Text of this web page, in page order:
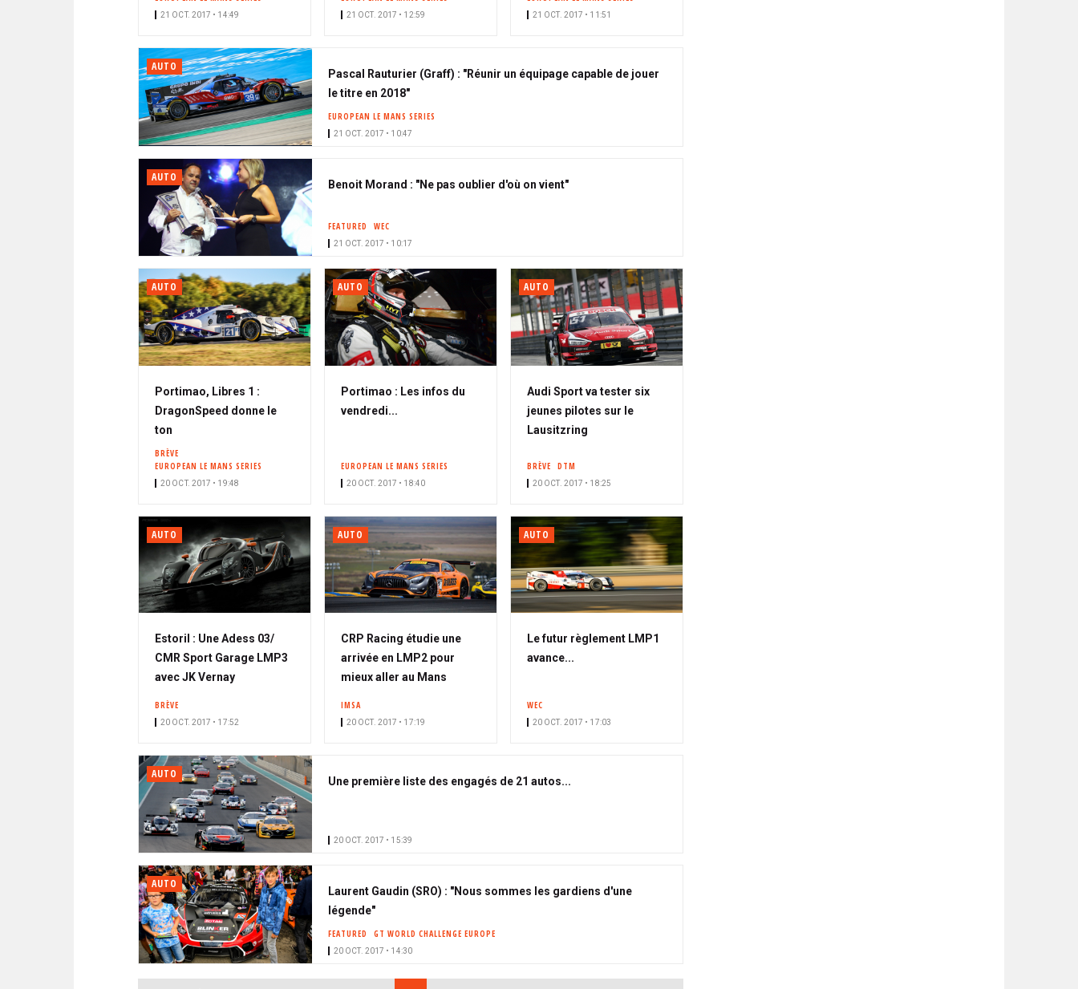
21 OCT. 2017 • 14:49 21 OCT. 2017 • 12:59 21 OCT. 2017 • 11:51
AUTO
Pascal Rauturier (Graff) : "Réunir un équipage capable de jouer
le titre en 2018"
EUROPEAN LE MANS SERIES
21 OCT. 2017 • 10:47
AUTO
Benoit Morand : "Ne pas oublier d'où on vient"
FEATURED WEC
21 OCT. 2017 • 10:17
AUTO
Portimao, Libres 1 :
DragonSpeed donne le
ton
BRÈVE
EUROPEAN LE MANS SERIES
20 OCT. 2017 • 19:48
AUTO
Portimao : Les infos du
vendredi...
EUROPEAN LE MANS SERIES
20 OCT. 2017 • 18:40
AUTO
Audi Sport va tester six
jeunes pilotes sur le
Lausitzring
BRÈVE DTM
20 OCT. 2017 • 18:25
AUTO
Estoril : Une Adess 03/
CMR Sport Garage LMP3
avec JK Vernay
BRÈVE
20 OCT. 2017 • 17:52
AUTO
CRP Racing étudie une
arrivée en LMP2 pour
mieux aller au Mans
IMSA
20 OCT. 2017 • 17:19
AUTO
Le futur règlement LMP1
avance...
WEC
20 OCT. 2017 • 17:03
AUTO
Une première liste des engagés de 21 autos...
20 OCT. 2017 • 15:39
AUTO
Laurent Gaudin (SRO) : "Nous sommes les gardiens d'une
légende"
FEATURED GT WORLD CHALLENGE EUROPE
20 OCT. 2017 • 14:30